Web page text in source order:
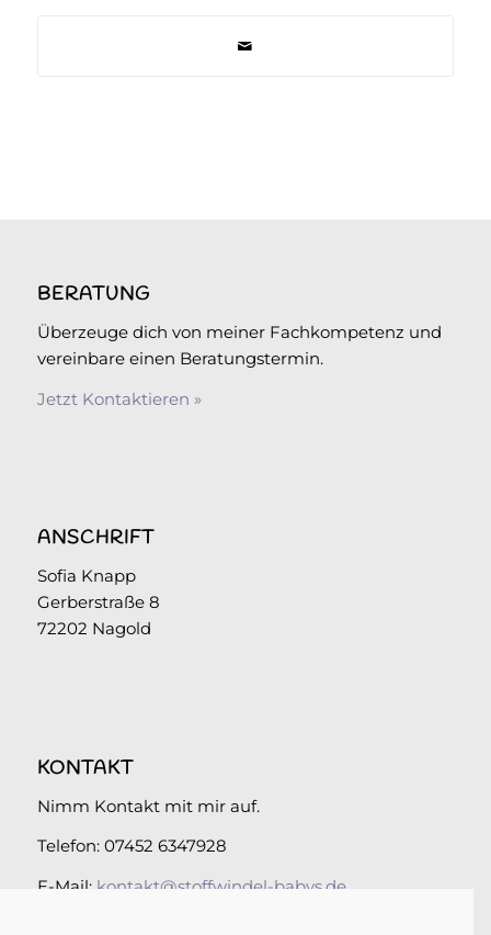
BERATUNG
Überzeuge dich von meiner Fachkompetenz und
vereinbare einen Beratungstermin.
Jetzt Kontaktieren »
ANSCHRIFT
Sofia Knapp
Gerberstraße 8
72202 Nagold
KONTAKT
Nimm Kontakt mit mir auf.
Telefon: 07452 6347928
E-Mail: kontakt@stoffwindel-babys.de